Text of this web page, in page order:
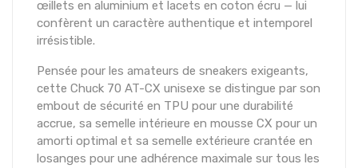
œillets en aluminium et lacets en coton écru — lui
confèrent un caractère authentique et intemporel
irrésistible.
Pensée pour les amateurs de sneakers exigeants,
cette Chuck 70 AT-CX unisexe se distingue par son
embout de sécurité en TPU pour une durabilité
accrue, sa semelle intérieure en mousse CX pour un
amorti optimal et sa semelle extérieure crantée en
losanges pour une adhérence maximale sur tous les